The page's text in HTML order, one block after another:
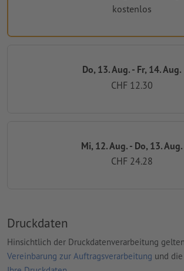
kostenlos
Do, 13. Aug. - Fr, 14. Aug.
CHF 12.30
Mi, 12. Aug. - Do, 13. Aug.
CHF 24.28
Druckdaten
Hinsichtlich der Druckdatenverarbeitung
Vereinbarung zur Auftragsverarbeitung und die